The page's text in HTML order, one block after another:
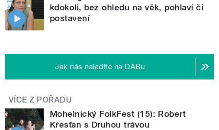
kdokoli, bez ohledu na věk, pohlaví či
postavení
Jak nás naladíte na DABu
VÍCE Z POŘADU
Mohelnický FolkFest (15): Robert
Křesťan s Druhou trávou